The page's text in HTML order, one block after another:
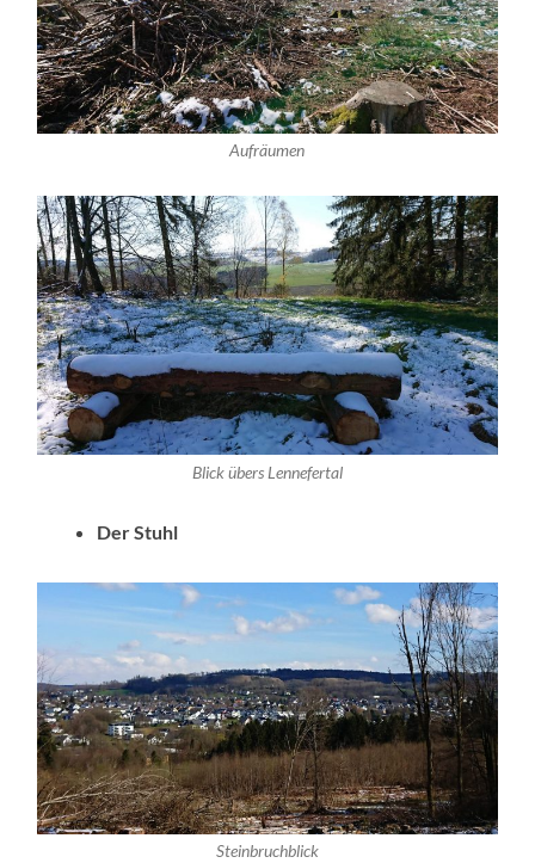
Aufräumen
Blick übers Lennefertal
Der Stuhl
Steinbruchblick